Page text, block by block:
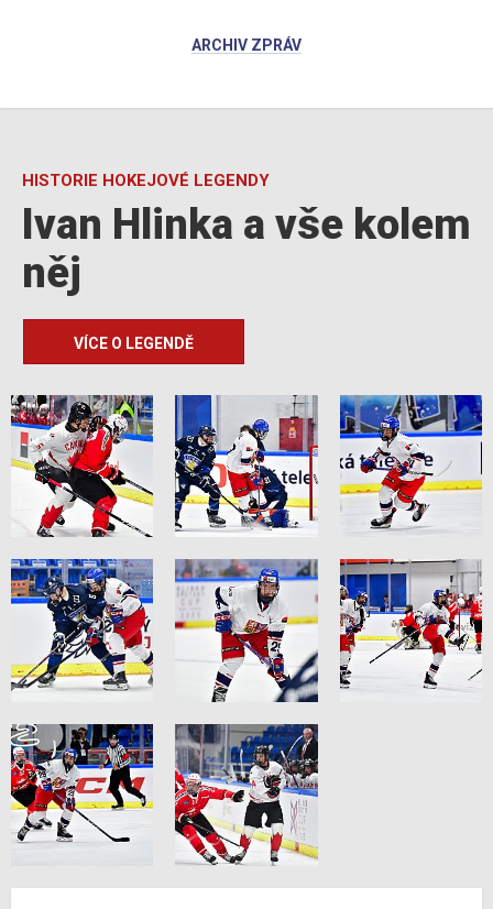
ARCHIV ZPRÁV
HISTORIE HOKEJOVÉ LEGENDY
Ivan Hlinka a vše kolem
něj
VÍCE O LEGENDĚ